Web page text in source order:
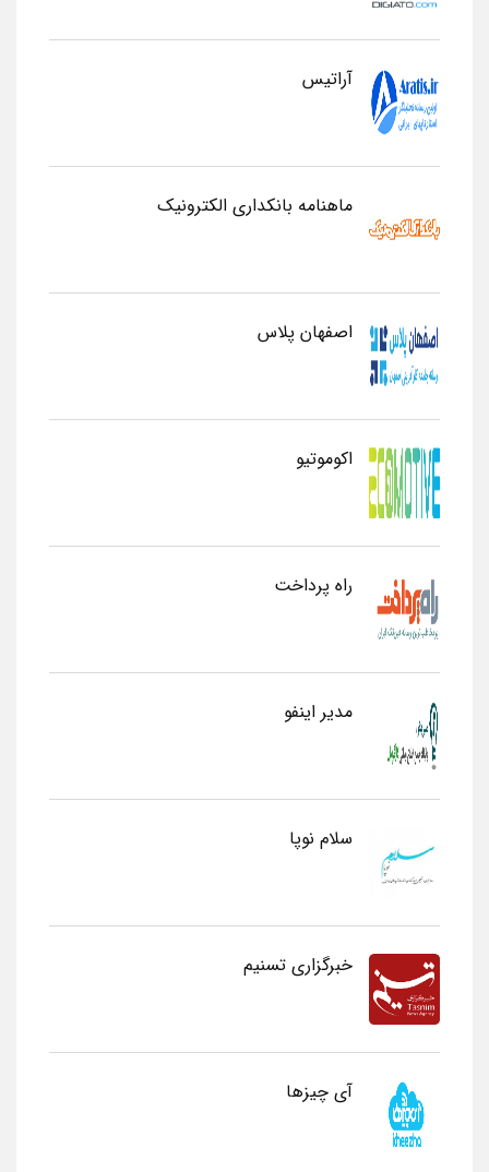
آراتیس
ماهنامه بانکداری الکترونیک
اصفهان پلاس
اکوموتیو
راه پرداخت
مدیر اینفو
سلام نوپا
خبرگزاری تسنیم
آی چیزها